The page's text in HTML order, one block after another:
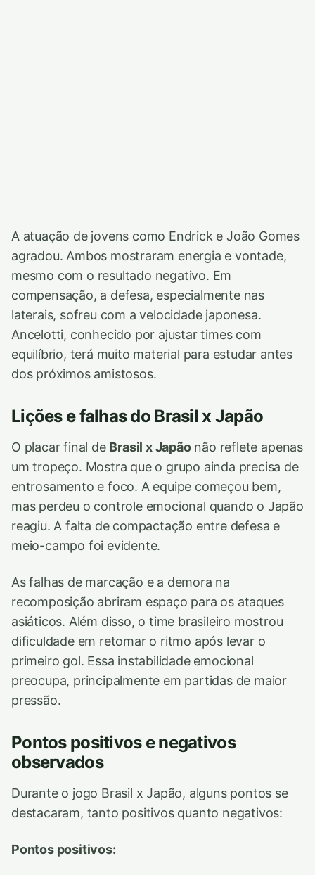
A atuação de jovens como Endrick e João Gomes
agradou. Ambos mostraram energia e vontade,
mesmo com o resultado negativo. Em
compensação, a defesa, especialmente nas
laterais, sofreu com a velocidade japonesa.
Ancelotti, conhecido por ajustar times com
equilíbrio, terá muito material para estudar antes
dos próximos amistosos.
Lições e falhas do Brasil x Japão
O placar final de Brasil x Japãonão reflete apenas
um tropeço. Mostra que o grupo ainda precisa de
entrosamento e foco. A equipe começou bem,
mas perdeu o controle emocional quando o Japão
reagiu. A falta de compactação entre defesa e
meio-campo foi evidente.
As falhas de marcação e a demora na
recomposição abriram espaço para os ataques
asiáticos. Além disso, o time brasileiro mostrou
dificuldade em retomar o ritmo após levar o
primeiro gol. Essa instabilidade emocional
preocupa, principalmente em partidas de maior
pressão.
Pontos positivos e negativos
observados
Durante o jogo Brasil x Japão, alguns pontos se
destacaram, tanto positivos quanto negativos:
Pontos positivos: